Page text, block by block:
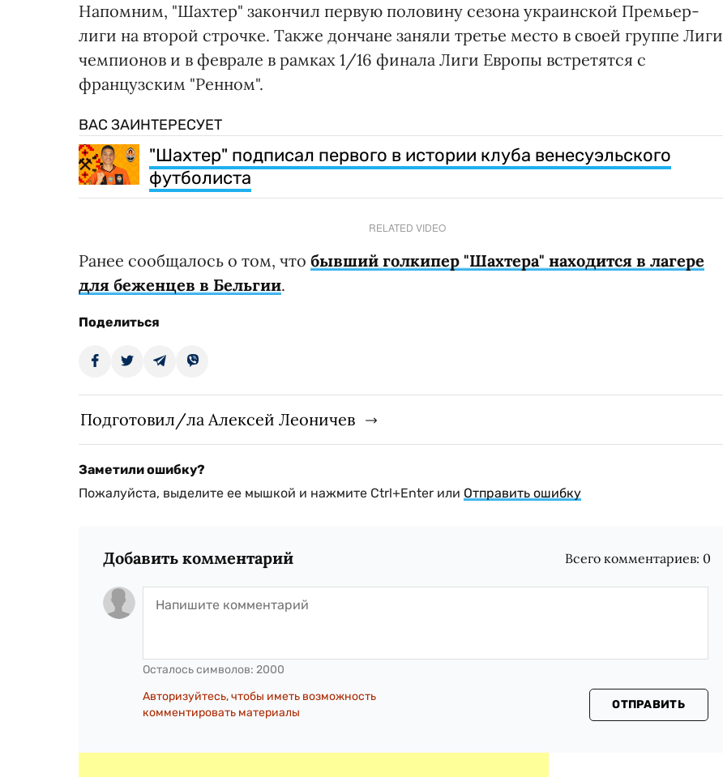
Напомним, "Шахтер" закончил первую половину сезона украинской Премьер-
лиги на второй строчке. Также дончане заняли третье место в своей группе Лиги
чемпионов и в феврале в рамках 1/16 финала Лиги Европы встретятся с
французским "Ренном".
ВАС ЗАИНТЕРЕСУЕТ
"Шахтер" подписал первого в истории клуба венесуэльского
футболиста
RELATED VIDEO
Ранее сообщалось о том, что бывший голкипер "Шахтера" находится в лагере
для беженцев в Бельгии.
Поделиться
Подготовил/ла Алексей Леоничев
Заметили ошибку?
Пожалуйста, выделите ее мышкой и нажмите Ctrl+Enter или Отправить ошибку
Добавить комментарий Всего комментариев: 0
Осталось символов: 2000
Авторизуйтесь, чтобы иметь возможность
комментировать материалы
ОТПРАВИТЬ